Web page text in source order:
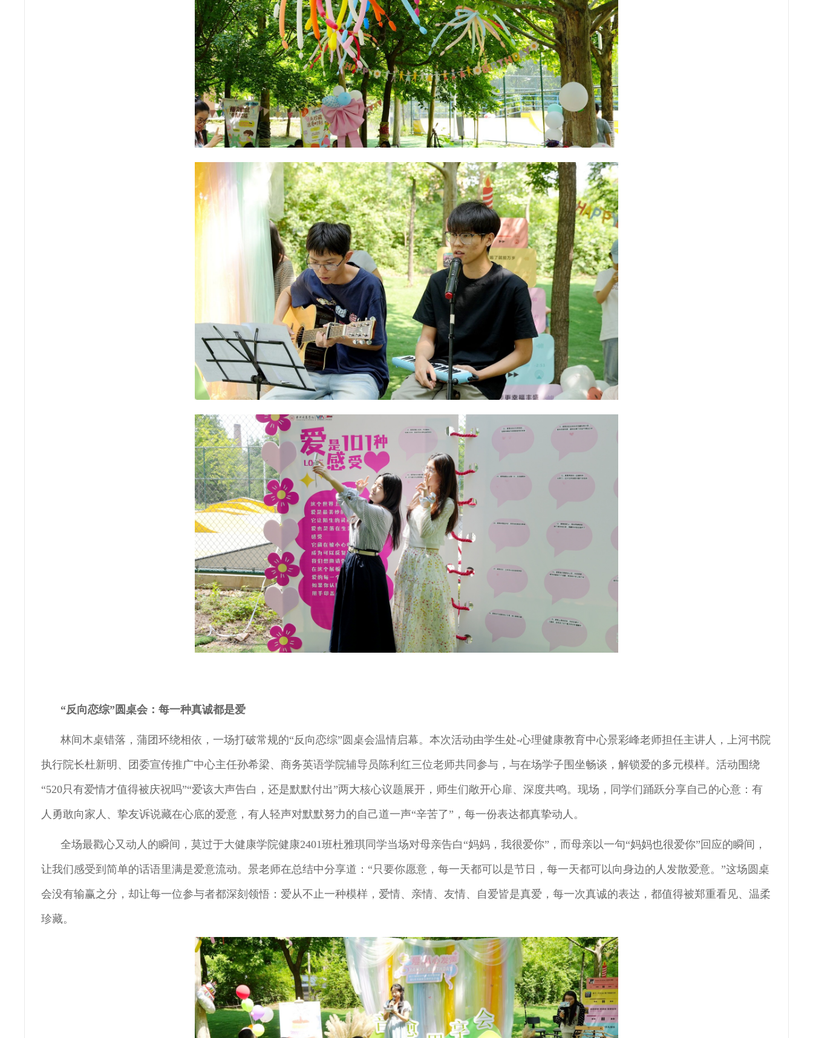
“反向恋综”圆桌会：每一种真诚都是爱
林间木桌错落，蒲团环绕相依，一场打破常规的“反向恋综”圆桌会温情启幕。本次活动由学生处-心理健康教育中心景彩峰老师担任主讲人，上河书院
执行院长杜新明、团委宣传推广中心主任孙希梁、商务英语学院辅导员陈利红三位老师共同参与，与在场学子围坐畅谈，解锁爱的多元模样。活动围绕
“520只有爱情才值得被庆祝吗”“爱该大声告白，还是默默付出”两大核心议题展开，师生们敞开心扉、深度共鸣。现场，同学们踊跃分享自己的心意：有
人勇敢向家人、挚友诉说藏在心底的爱意，有人轻声对默默努力的自己道一声“辛苦了”，每一份表达都真挚动人。
全场最戳心又动人的瞬间，莫过于大健康学院健康2401班杜雅琪同学当场对母亲告白“妈妈，我很爱你”，而母亲以一句“妈妈也很爱你”回应的瞬间，
让我们感受到简单的话语里满是爱意流动。景老师在总结中分享道：“只要你愿意，每一天都可以是节日，每一天都可以向身边的人发散爱意。”这场圆桌
会没有输赢之分，却让每一位参与者都深刻领悟：爱从不止一种模样，爱情、亲情、友情、自爱皆是真爱，每一次真诚的表达，都值得被郑重看见、温柔
珍藏。